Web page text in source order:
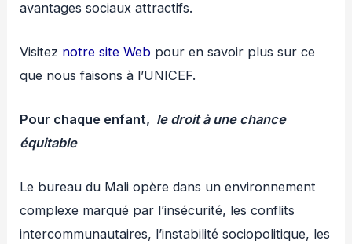
avantages sociaux attractifs.
Visitez notre site Web pour en savoir plus sur ce
que nous faisons à l’UNICEF.
Pour chaque enfant, le droit à une chance
équitable
Le bureau du Mali opère dans un environnement
complexe marqué par l’insécurité, les conflits
intercommunautaires, l’instabilité sociopolitique, les